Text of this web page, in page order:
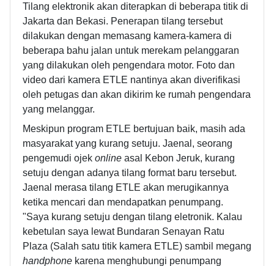
Tilang elektronik akan diterapkan di beberapa titik di
Jakarta dan Bekasi. Penerapan tilang tersebut
dilakukan dengan memasang kamera-kamera di
beberapa bahu jalan untuk merekam pelanggaran
yang dilakukan oleh pengendara motor. Foto dan
video dari kamera ETLE nantinya akan diverifikasi
oleh petugas dan akan dikirim ke rumah pengendara
yang melanggar.
Meskipun program ETLE bertujuan baik, masih ada
masyarakat yang kurang setuju. Jaenal, seorang
pengemudi ojek online asal Kebon Jeruk, kurang
setuju dengan adanya tilang format baru tersebut.
Jaenal merasa tilang ETLE akan merugikannya
ketika mencari dan mendapatkan penumpang.
"Saya kurang setuju dengan tilang eletronik. Kalau
kebetulan saya lewat Bundaran Senayan Ratu
Plaza (Salah satu titik kamera ETLE) sambil megang
handphone karena menghubungi penumpang